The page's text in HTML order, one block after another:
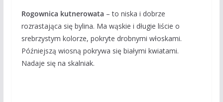
Rogownica kutnerowata – to niska i dobrze
rozrastająca się bylina. Ma wąskie i długie liście o
srebrzystym kolorze, pokryte drobnymi włoskami.
Późniejszą wiosną pokrywa się białymi kwiatami.
Nadaje się na skalniak.